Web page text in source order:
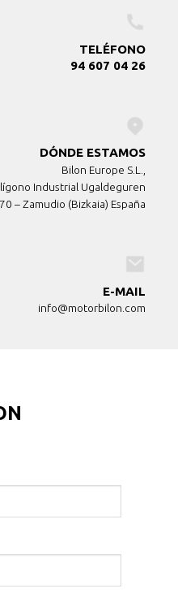
TELÉFONO
94 607 04 26
DÓNDE ESTAMOS
Bilon Europe S.L.,
Industrial Ugaldeguren
– Zamudio (Bizkaia) España
E-MAIL
info@motorbilon.com